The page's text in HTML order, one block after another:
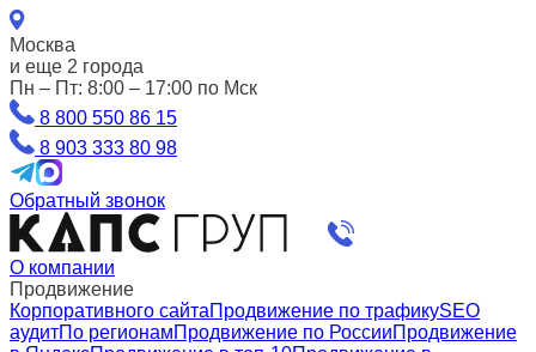
Москва
и еще 2 города
Пн – Пт: 8:00 – 17:00 по Мск
8 800 550 86 15
8 903 333 80 98
Обратный звонок
О компании
Продвижение
Корпоративного сайтаПродвижение по трафикуSEO
аудитПо регионамПродвижение по РоссииПродвижение